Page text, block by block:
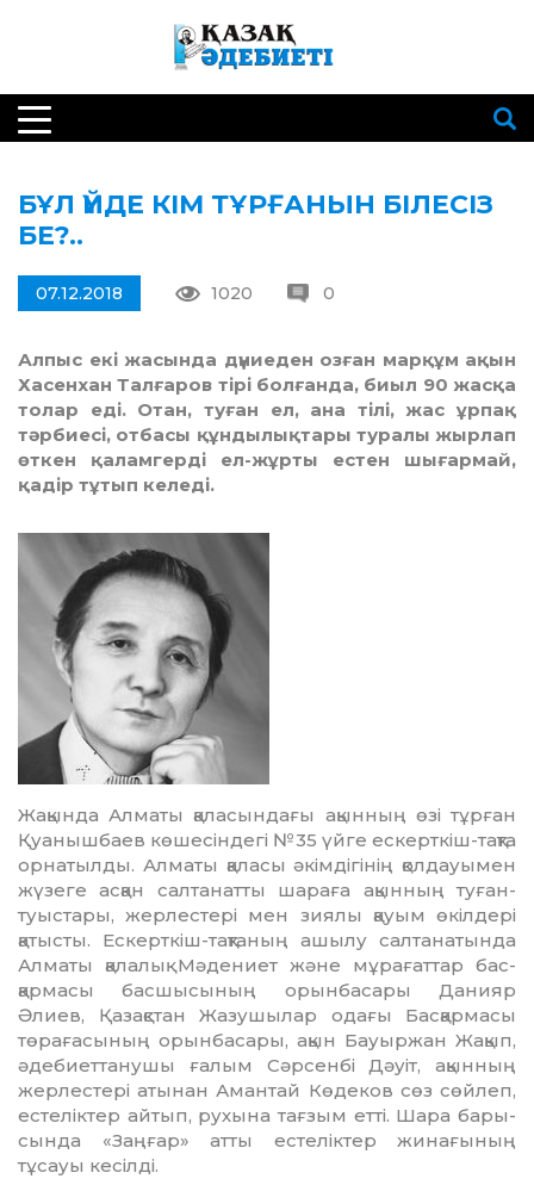
БҰЛ ҮЙДЕ КІМ ТҰРҒАНЫН БІЛЕСІЗ
БЕ?..
07.12.2018 1020 0
Алпыс екі жасында дүниеден озған марқұм ақын
Хасенхан Талғаров тірі болғанда, биыл 90 жасқа
толар еді. Отан, туған ел, ана тілі, жас ұрпақ
тәрбиесі, отбасы құндылықтары туралы жырлап
өткен қаламгерді ел-жұрты естен шығармай,
қадір тұтып келеді.
Жақында Алматы қаласындағы ақынның өзі тұрған
Қуанышбаев көшесіндегі №35 үйге ескерткіш-тақта
орнатылды. Алматы қаласы әкімдігінің қолдауымен
жүзеге асқан салтанатты шараға ақынның туған-
туыстары, жерлестері мен зиялы қауым өкілдері
қатысты. Ескерткіш-тақтаның ашылу сал­танатында
Алматы қалалық Мәде­ниет және мұрағаттар бас­
қармасы басшысының орын­ба­сары Данияр
Әлиев, Қазақстан Жазушылар одағы Басқармасы
төрағасының орынбасары, ақын Бауыржан Жақып,
әдебиеттанушы ғалым Сәрсенбі Дәуіт, ақынның
жерлес­тері атынан Амантай Көде­ков сөз сөйлеп,
естеліктер айтып, рухына тағзым етті. Шара бары­
сында «Заңғар» атты естеліктер жинағы­ның
тұсауы кесілді.